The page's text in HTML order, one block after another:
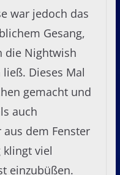
war jedoch das
Gesang,
die Nightwish
Dieses Mal
gemacht und
auch
dem Fenster
klingt viel
einzubüßen.